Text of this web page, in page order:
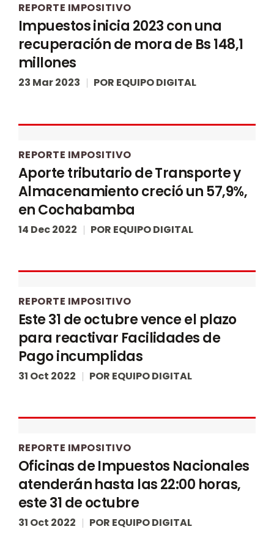
REPORTE IMPOSITIVO
Impuestos inicia 2023 con una
recuperación de mora de Bs 148,1
millones
23 Mar 2023 POR EQUIPO DIGITAL
REPORTE IMPOSITIVO
Aporte tributario de Transporte y
Almacenamiento creció un 57,9%,
en Cochabamba
14 Dec 2022 POR EQUIPO DIGITAL
REPORTE IMPOSITIVO
Este 31 de octubre vence el plazo
para reactivar Facilidades de
Pago incumplidas
31 Oct 2022 POR EQUIPO DIGITAL
REPORTE IMPOSITIVO
Oficinas de Impuestos Nacionales
atenderán hasta las 22:00 horas,
este 31 de octubre
31 Oct 2022 POR EQUIPO DIGITAL